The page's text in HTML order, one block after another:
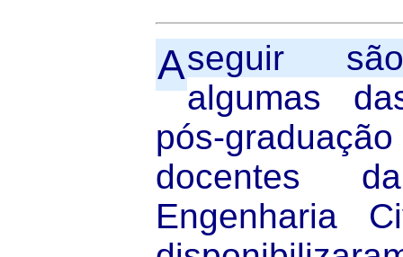
Aseguir
algumas
pós-
docentes
Engenharia